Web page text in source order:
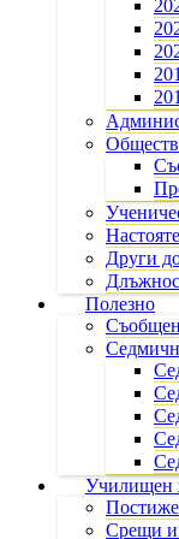
Други
Полезно
Училищен
Срещи и